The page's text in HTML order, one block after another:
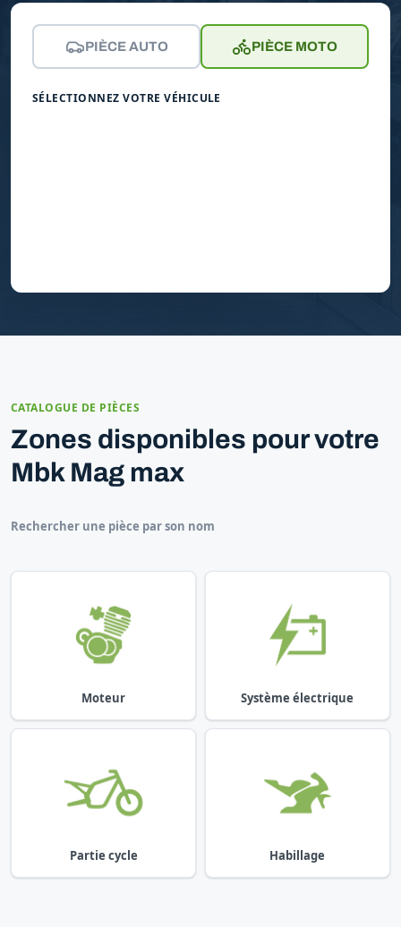
PIÈCE AUTO PIÈCE MOTO
SÉLECTIONNEZ VOTRE VÉHICULE
CATALOGUE DE PIÈCES
Zones disponibles pour votre
Mbk Mag max
Rechercher une pièce par son nom
Moteur Système électrique
Partie cycle Habillage